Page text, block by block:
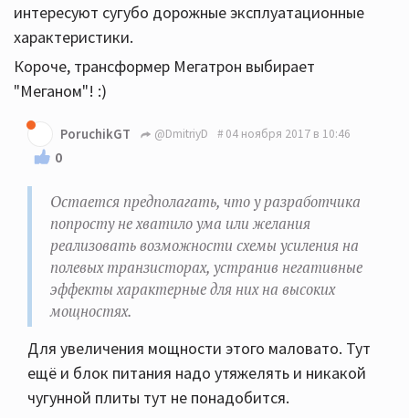
интересуют сугубо дорожные эксплуатационные
характеристики.
Короче, трансформер Мегатрон выбирает
"Меганом"! :)
PoruchikGT @DmitriyD 04 ноября 2017 в 10:46
0
Остается предполагать, что у разработчика
попросту не хватило ума или желания
реализовать возможности схемы усиления на
полевых транзисторах, устранив негативные
эффекты характерные для них на высоких
мощностях.
Для увеличения мощности этого маловато. Тут
ещё и блок питания надо утяжелять и никакой
чугунной плиты тут не понадобится.